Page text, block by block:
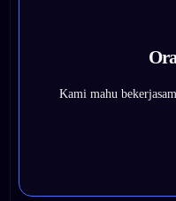
Kami mahu
Yang bersemangat
Itu melibatkan diri &